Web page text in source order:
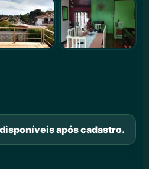
após cadastro.